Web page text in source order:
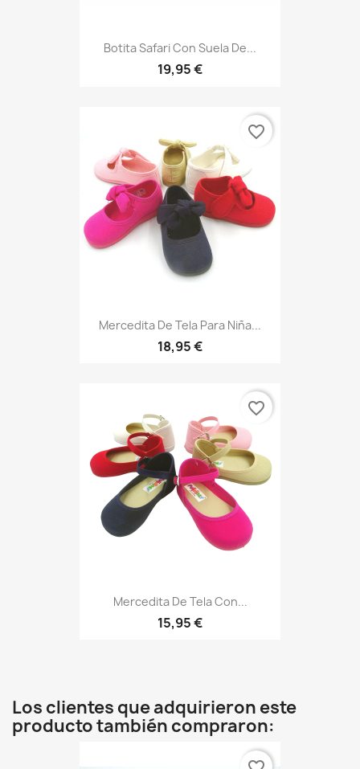
Botita Safari Con Suela De...
19,95 €
Mercedita De Tela Para Niña...
18,95 €
favorite_border
Mercedita De Tela Con...
15,95 €
favorite_border
Los clientes que adquirieron este
producto también compraron: